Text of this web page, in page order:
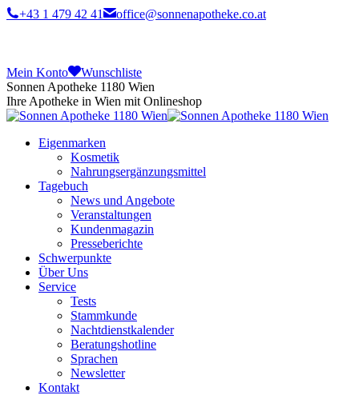
+43 1 479 42 41 office@sonnenapotheke.co.at
Mein Konto
Wunschliste
Sonnen Apotheke 1180 Wien
Ihre Apotheke in Wien mit Onlineshop
Eigenmarken
Kosmetik
Nahrungsergänzungsmittel
Tagebuch
News und Angebote
Veranstaltungen
Kundenmagazin
Presseberichte
Schwerpunkte
Über Uns
Service
Tests
Stammkunde
Nachtdienstkalender
Beratungshotline
Sprachen
Newsletter
Kontakt